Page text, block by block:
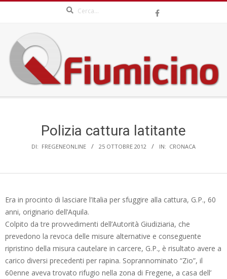
content
QFIUMICINO.COM
Polizia cattura latitante
DI: FREGENEONLINE 25 OTTOBRE 2012 IN: CRONACA
Era in procinto di lasciare l’Italia per sfuggire alla cattura, G.P., 60
anni, originario dell’Aquila.
Colpito da tre provvedimenti dell’Autorità Giudiziaria, che
prevedono la revoca delle misure alternative e conseguente
ripristino della misura cautelare in carcere, G.P., è risultato avere a
carico diversi precedenti per rapina. Soprannominato “Zio”, il
60enne aveva trovato rifugio nella zona di Fregene, a casa dell’